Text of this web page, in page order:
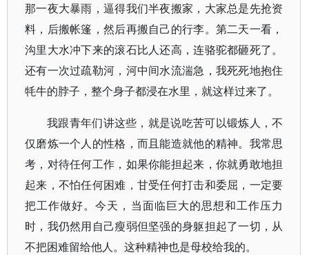
那一夜大暴雨，逼得我们半夜搬家，大家总是先抢资
料，后搬帐篷，然后再搬自己的行李。第二天一看，
沟里大水冲下来的滚石比人还高，连骆驼都砸死了。
还有一次过疏勒河，河中间水流湍急，我死死地抱住
牦牛的脖子，整个身子都浸在水里，就这样过来了。
我跟青年们讲这些，就是说吃苦可以锻炼人，不
仅磨炼一个人的性格，而且能造就他的精神。我常思
考，对待任何工作，如果你能担起来，你就勇敢地担
起来，不怕任何困难，甘受任何打击和委屈，一定要
把工作做好。今天，当面临巨大的思想和工作压力
时，我仍然用自己瘦弱但坚强的身躯担起了一切，从
不把困难留给他人。这种精神也是母校给我的。